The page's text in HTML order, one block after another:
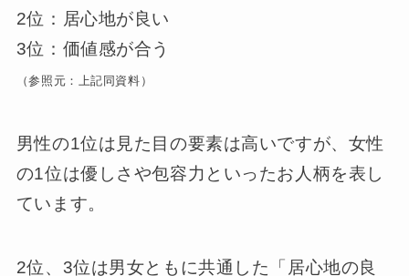
2位：居心地が良い
3位：価値感が合う
（参照元：上記同資料）
男性の1位は見た目の要素は高いですが、女性
の1位は優しさや包容力といったお人柄を表し
ています。
2位、3位は男女ともに共通した「居心地の良